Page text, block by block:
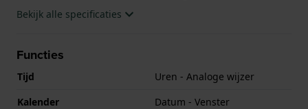
Bekijk alle specificaties
Functies
Tijd
Uren - Analoge wijzer
Kalender
Datum - Venster